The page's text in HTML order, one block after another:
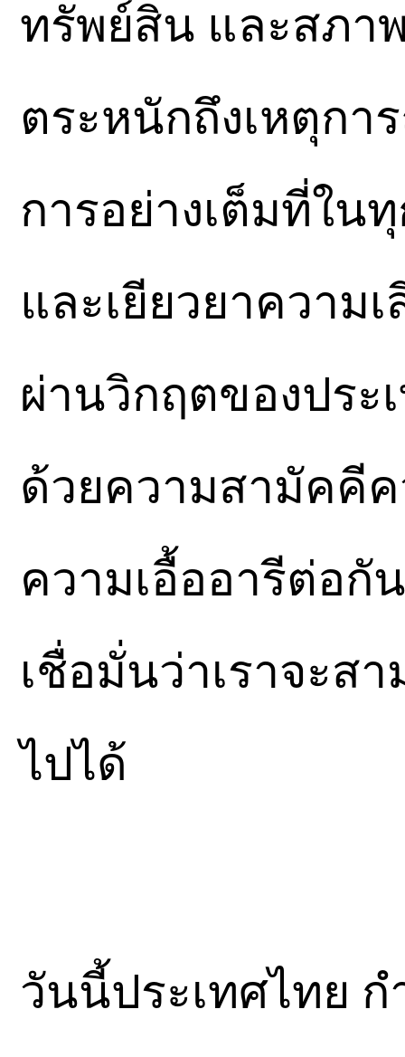
ทรัพย์สิน และสภา
ตระหนักถึงเหตุกา
การอย่างเต็มที่ใน
และเยียวยาความ
ผ่านวิกฤตของประ
ด้วยความสามัคคีค
ความเอื้ออารีต่อ
เชื่อมั่นว่าเราจะส
ไปได้
วันนี้ประเทศไทย